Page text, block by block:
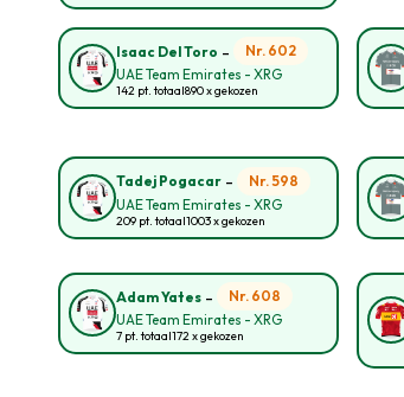
Isaac Del Toro -
Nr. 602
UAE Team Emirates - XRG
142 pt. totaal890 x gekozen
Tadej Pogacar -
Nr. 598
UAE Team Emirates - XRG
209 pt. totaal1003 x gekozen
Adam Yates -
Nr. 608
UAE Team Emirates - XRG
7 pt. totaal172 x gekozen